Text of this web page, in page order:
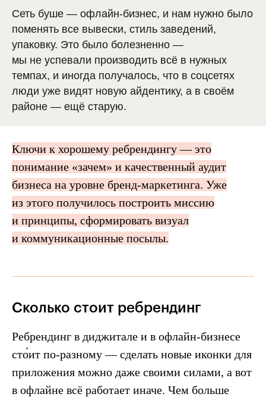
Сеть буше — офлайн-бизнес, и нам нужно было
поменять все вывески, стиль заведений,
упаковку. Это было болезненно —
мы не успевали производить всё в нужных
темпах, и иногда получалось, что в соцсетях
люди уже видят новую айдентику, а в своём
районе — ещё старую.
Ключи к хорошему ребрендингу — это
понимание «зачем» и качественный аудит
бизнеса на уровне бренд-маркетинга. Уже
из этого получилось построить миссию
и принципы, сформировать визуал
и коммуникационные посылы.
Сколько стоит ребрендинг
Ребрендинг в диджитале и в офлайн-бизнесе
сто́ит по-разному — сделать новые иконки для
приложения можно даже своими силами, а вот
в офлайне всё работает иначе. Чем больше